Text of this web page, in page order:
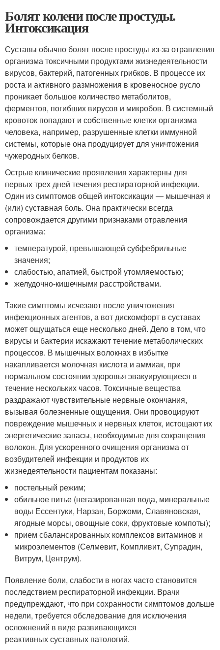
Болят колени после простуды.
Интоксикация
Суставы обычно болят после простуды из-за отравления
организма токсичными продуктами жизнедеятельности
вирусов, бактерий, патогенных грибков. В процессе их
роста и активного размножения в кровеносное русло
проникает большое количество метаболитов,
ферментов, погибших вирусов и микробов. В системный
кровоток попадают и собственные клетки организма
человека, например, разрушенные клетки иммунной
системы, которые она продуцирует для уничтожения
чужеродных белков.
Острые клинические проявления характерны для
первых трех дней течения респираторной инфекции.
Один из симптомов общей интоксикации — мышечная и
(или) суставная боль. Она практически всегда
сопровождается другими признаками отравления
организма:
температурой, превышающей субфебрильные
значения;
слабостью, апатией, быстрой утомляемостью;
желудочно-кишечными расстройствами.
Такие симптомы исчезают после уничтожения
инфекционных агентов, а вот дискомфорт в суставах
может ощущаться еще несколько дней. Дело в том, что
вирусы и бактерии искажают течение метаболических
процессов. В мышечных волокнах в избытке
накапливается молочная кислота и аммиак, при
нормальном состоянии здоровья эвакуирующиеся в
течение нескольких часов. Токсичные вещества
раздражают чувствительные нервные окончания,
вызывая болезненные ощущения. Они провоцируют
повреждение мышечных и нервных клеток, истощают их
энергетические запасы, необходимые для сокращения
волокон. Для ускоренного очищения организма от
возбудителей инфекции и продуктов их
жизнедеятельности пациентам показаны:
постельный режим;
обильное питье (негазированная вода, минеральные
воды Ессентуки, Нарзан, Боржоми, Славяновская,
ягодные морсы, овощные соки, фруктовые компоты);
прием сбалансированных комплексов витаминов и
микроэлементов (Селмевит, Компливит, Супрадин,
Витрум, Центрум).
Появление боли, слабости в ногах часто становится
последствием респираторной инфекции. Врачи
предупреждают, что при сохранности симптомов дольше
недели, требуется обследование для исключения
осложнений в виде развивающихся
реактивных суставных патологий.